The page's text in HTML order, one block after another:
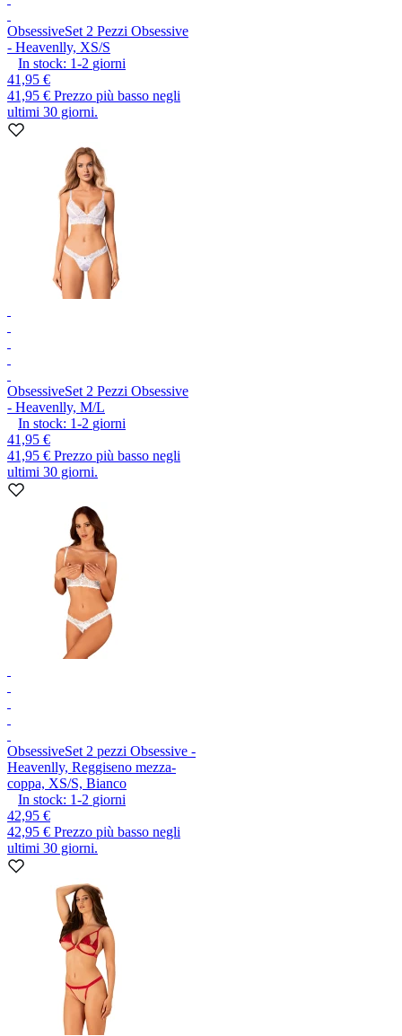
ObsessiveSet 2 Pezzi Obsessive
- Heavenlly, XS/S
In stock: 1-2 giorni
41,95 €
41,95 € Prezzo più basso negli
ultimi 30 giorni.
ObsessiveSet 2 Pezzi Obsessive
- Heavenlly, M/L
In stock: 1-2 giorni
41,95 €
41,95 € Prezzo più basso negli
ultimi 30 giorni.
ObsessiveSet 2 pezzi Obsessive -
Heavenlly, Reggiseno mezza-
coppa, XS/S, Bianco
In stock: 1-2 giorni
42,95 €
42,95 € Prezzo più basso negli
ultimi 30 giorni.